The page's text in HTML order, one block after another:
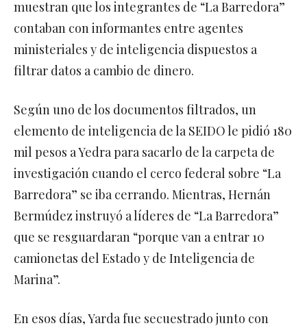
muestran que los integrantes de “La Barredora”
contaban con informantes entre agentes
ministeriales y de inteligencia dispuestos a
filtrar datos a cambio de dinero.
Según uno de los documentos filtrados, un
elemento de inteligencia de la SEIDO le pidió 180
mil pesos a Yedra para sacarlo de la carpeta de
investigación cuando el cerco federal sobre “La
Barredora” se iba cerrando. Mientras, Hernán
Bermúdez instruyó a líderes de “La Barredora”
que se resguardaran “porque van a entrar 10
camionetas del Estado y de Inteligencia de
Marina”.
En esos días, Yarda fue secuestrado junto con